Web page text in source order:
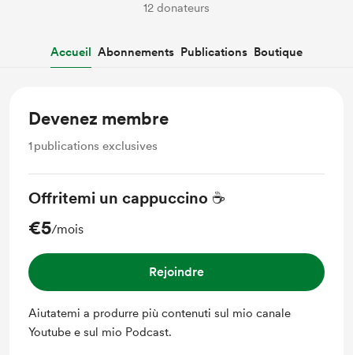
12 donateurs
Accueil Abonnements Publications Boutique
Devenez membre
1publications exclusives
Offritemi un cappuccino ☕️
€5/mois
Rejoindre
Aiutatemi a produrre più contenuti sul mio canale
Youtube e sul mio Podcast.